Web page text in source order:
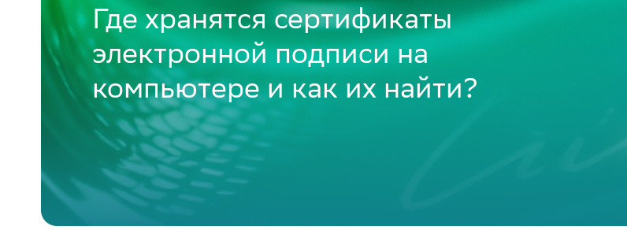
Где хранятся сертификаты
электронной подписи на
компьютере и как их найти?